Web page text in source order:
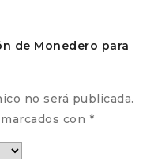
de Monedero para
no será publicada.
con *